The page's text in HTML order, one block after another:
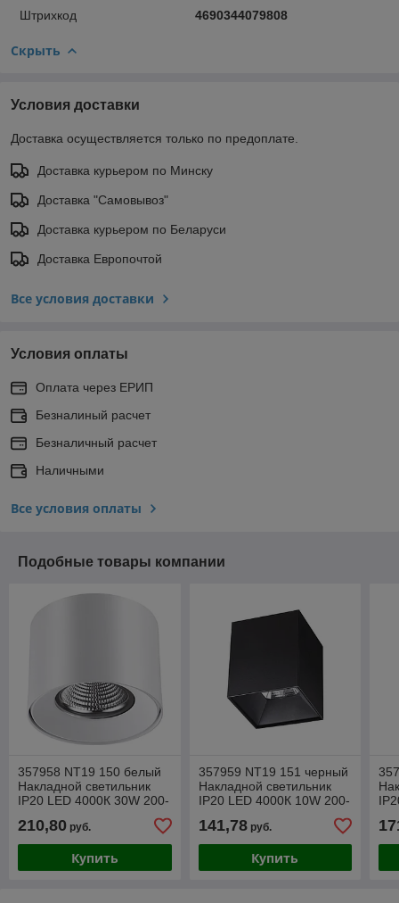
Штрихкод 4690344079808
Скрыть
Условия доставки
Доставка осуществляется только по предоплате.
Доставка курьером по Минску
Доставка "Самовывоз"
Доставка курьером по Беларуси
Доставка Европочтой
Все условия доставки
Условия оплаты
Оплата через ЕРИП
Безналиный расчет
Безналичный расчет
Наличными
Все условия оплаты
Подобные товары компании
357958 NT19 150 белый
Накладной светильник
IP20 LED 4000К 30W 200-
210,80 руб.
Купить
357959 NT19 151 черный
Накладной светильник
IP20 LED 4000К 10W 200-
141,78руб.
Купить